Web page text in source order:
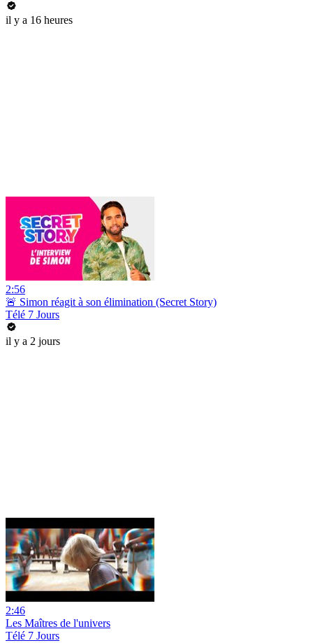
il y a 16 heures
2:56
🚨 Simon réagit à son élimination (Secret Story)
Télé 7 Jours
il y a 2 jours
2:46
Les Maîtres de l'univers
Télé 7 Jours